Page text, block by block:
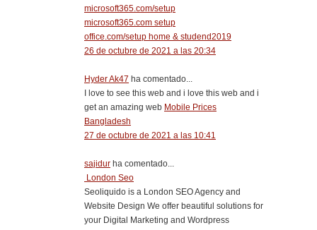
microsoft365.com/setup
microsoft365.com setup
office.com/setup home & studend2019
26 de octubre de 2021 a las 20:34
Hyder Ak47 ha comentado...
I love to see this web and i love this web and i
get an amazing web Mobile Prices
Bangladesh
27 de octubre de 2021 a las 10:41
sajidur ha comentado...
London Seo
Seoliquido is a London SEO Agency and
Website Design We offer beautiful solutions for
your Digital Marketing and Wordpress